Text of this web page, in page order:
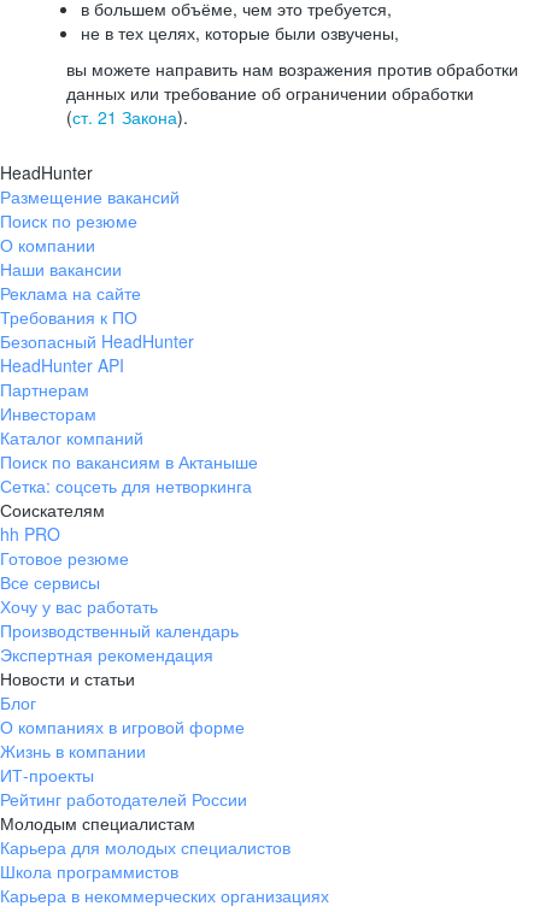
в большем объёме, чем это требуется,
не в тех целях, которые были озвучены,
вы можете направить нам возражения против обработки
данных или требование об ограничении обработки
(ст. 21 Закона).
HeadHunter
Размещение вакансий
Поиск по резюме
О компании
Наши вакансии
Реклама на сайте
Требования к ПО
Безопасный HeadHunter
HeadHunter API
Партнерам
Инвесторам
Каталог компаний
Поиск по вакансиям в Актаныше
Сетка: соцсеть для нетворкинга
Соискателям
hh PRO
Готовое резюме
Все сервисы
Хочу у вас работать
Производственный календарь
Экспертная рекомендация
Новости и статьи
Блог
О компаниях в игровой форме
Жизнь в компании
ИТ-проекты
Рейтинг работодателей России
Молодым специалистам
Карьера для молодых специалистов
Школа программистов
Карьера в некоммерческих организациях